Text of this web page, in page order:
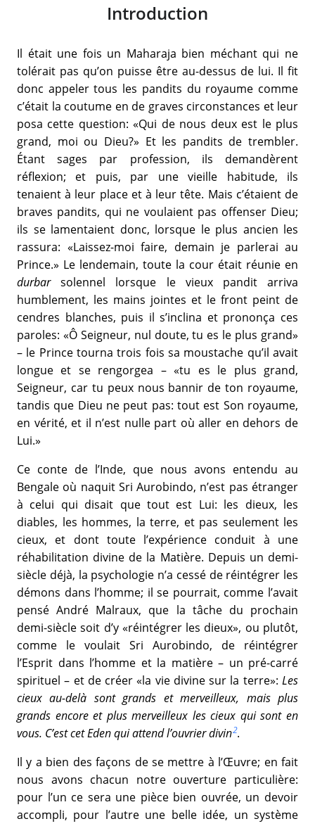
Introduction
Il était une fois un Maharaja bien méchant qui ne
tolérait pas qu’on puisse être au-dessus de lui. Il fit
donc appeler tous les pandits du royaume comme
c’était la coutume en de graves circonstances et leur
posa cette question: «Qui de nous deux est le plus
grand, moi ou Dieu?» Et les pandits de trembler.
Étant sages par profession, ils demandèrent
réflexion; et puis, par une vieille habitude, ils
tenaient à leur place et à leur tête. Mais c’étaient de
braves pandits, qui ne voulaient pas offenser Dieu;
ils se lamentaient donc, lorsque le plus ancien les
rassura: «Laissez-moi faire, demain je parlerai au
Prince.» Le lendemain, toute la cour était réunie en
durbarsolennel lorsque le vieux pandit arriva
humblement, les mains jointes et le front peint de
cendres blanches, puis il s’inclina et prononça ces
paroles: «Ô Seigneur, nul doute, tu es le plus grand»
– le Prince tourna trois fois sa moustache qu’il avait
longue et se rengorgea – «tu es le plus grand,
Seigneur, car tu peux nous bannir de ton royaume,
tandis que Dieu ne peut pas: tout est Son royaume,
en vérité, et il n’est nulle part où aller en dehors de
Lui.»
Ce conte de l’Inde, que nous avons entendu au
Bengale où naquit Sri Aurobindo, n’est pas étranger
à celui qui disait que tout est Lui: les dieux, les
diables, les hommes, la terre, et pas seulement les
cieux, et dont toute l’expérience conduit à une
réhabilitation divine de la Matière. Depuis un demi-
siècle déjà, la psychologie n’a cessé de réintégrer les
démons dans l’homme; il se pourrait, comme l’avait
pensé André Malraux, que la tâche du prochain
demi-siècle soit d’y «réintégrer les dieux», ou plutôt,
comme le voulait Sri Aurobindo, de réintégrer
l’Esprit dans l’homme et la matière – un pré-carré
spirituel – et de créer «la vie divine sur la terre»: Les
cieux au-delà sont grands et merveilleux, mais plus
grands encore et plus merveilleux les cieux qui sont en
vous. C’est cet Eden qui attend l’ouvrier divin2.
Il y a bien des façons de se mettre à l’Œuvre; en fait
nous avons chacun notre ouverture particulière:
pour l’un ce sera une pièce bien ouvrée, un devoir
accompli, pour l’autre une belle idée, un système